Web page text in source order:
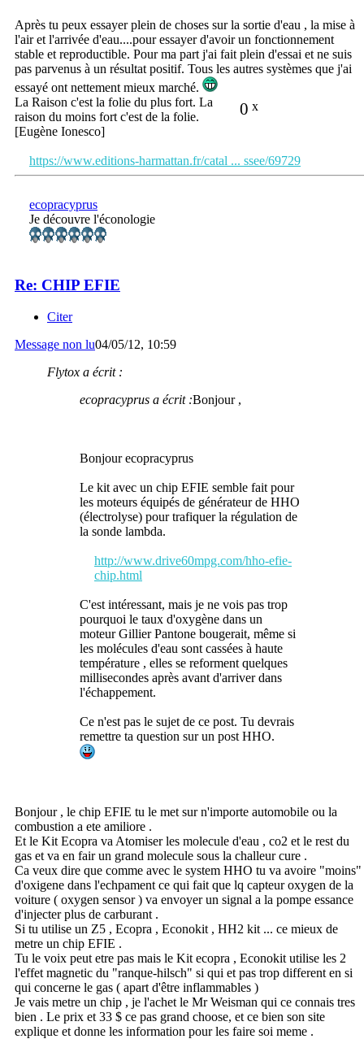
Après tu peux essayer plein de choses sur la sortie d'eau , la mise à
l'air et l'arrivée d'eau....pour essayer d'avoir un fonctionnement
stable et reproductible. Pour ma part j'ai fait plein d'essai et ne suis
pas parvenus à un résultat positif. Tous les autres systèmes que j'ai
essayé ont nettement mieux marché.
0 x
La Raison c'est la folie du plus fort. La
raison du moins fort c'est de la folie.
[Eugène Ionesco]
https://www.editions-harmattan.fr/catal ... ssee/69729
ecopracyprus
Je découvre l'éconologie
Re: CHIP EFIE
Citer
Message non lu04/05/12, 10:59
Flytox a écrit :
ecopracyprus a écrit :Bonjour ,
Bonjour ecopracyprus
Le kit avec un chip EFIE semble fait pour
les moteurs équipés de générateur de HHO
(électrolyse) pour trafiquer la régulation de
la sonde lambda.
http://www.drive60mpg.com/hho-efie-
chip.html
C'est intéressant, mais je ne vois pas trop
pourquoi le taux d'oxygène dans un
moteur Gillier Pantone bougerait, même si
les molécules d'eau sont cassées à haute
température , elles se reforment quelques
millisecondes après avant d'arriver dans
l'échappement.
Ce n'est pas le sujet de ce post. Tu devrais
remettre ta question sur un post HHO.
Bonjour , le chip EFIE tu le met sur n'importe automobile ou la
combustion a ete amiliore .
Et le Kit Ecopra va Atomiser les molecule d'eau , co2 et le rest du
gas et va en fair un grand molecule sous la challeur cure .
Ca veux dire que comme avec le system HHO tu va avoire "moins"
d'oxigene dans l'echpament ce qui fait que lq capteur oxygen de la
voiture ( oxygen sensor ) va envoyer un signal a la pompe essance
d'injecter plus de carburant .
Si tu utilise un Z5 , Ecopra , Econokit , HH2 kit ... ce mieux de
metre un chip EFIE .
Tu le voix peut etre pas mais le Kit ecopra , Econokit utilise les 2
l'effet magnetic du "ranque-hilsch" si qui et pas trop different en si
qui concerne le gas ( apart d'être inflammables )
Je vais metre un chip , je l'achet le Mr Weisman qui ce connais tres
bien . Le prix et 33 $ ce pas grand choose, et ce bien son site
explique et donne les information pour les faire soi meme .